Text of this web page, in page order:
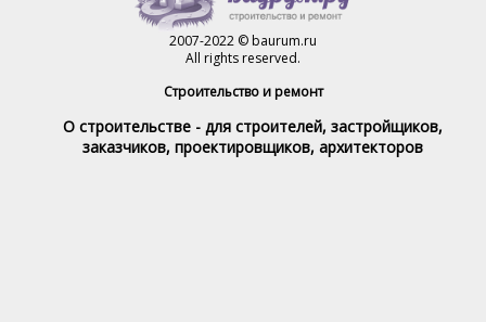
2007-2022 © baurum.ru
All rights reserved.
Строительство и ремонт
О строительстве - для строителей, застройщиков,
заказчиков, проектировщиков, архитекторов